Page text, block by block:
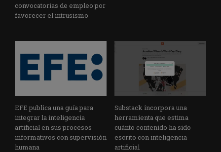
convocatorias de empleo por
favorecer el intrusismo
EFE publica una guía para
integrar la inteligencia
artificial en sus procesos
informativos con supervisión
humana
Substack incorpora una
herramienta que estima
cuánto contenido ha sido
escrito con inteligencia
artificial